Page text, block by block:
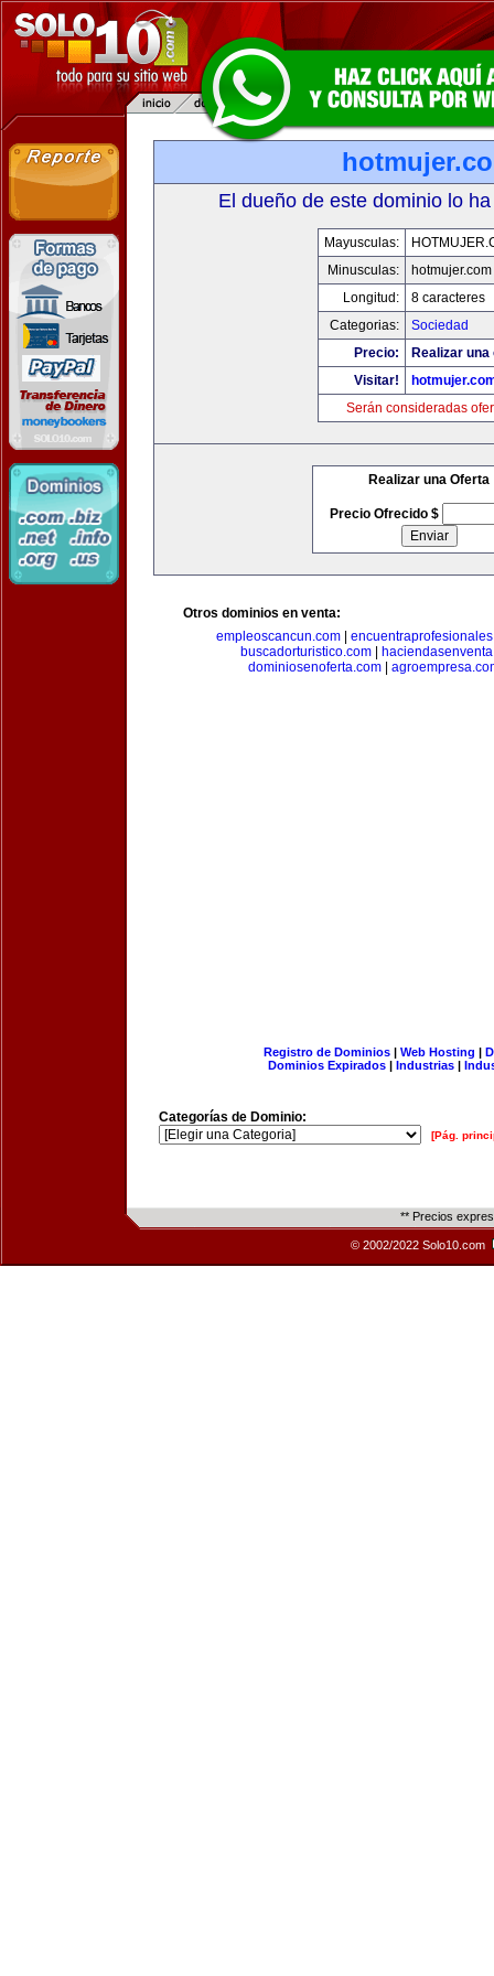
El dueño de este dominio lo
Mayusculas:
Minusculas:
hotmujer.com
Longitud:
8 caracteres
Categorias:
Sociedad
Precio:
Realizar
Visitar!
Serán consideradas
Realizar una Oferta
Precio Ofrecido $
Otros dominios en venta:
empleoscancun.com
buscadorturistico.com|
dominiosenoferta.com
Registro de Dominios| Web Hosting |
Dominios Expirados | Industrias |
Categorías de Dominio:
[Pág.
** Precios
© 2002/2022 Solo10.com